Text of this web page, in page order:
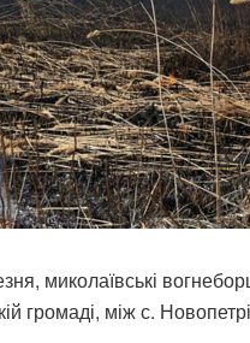
миколаївські
громаді, між с.